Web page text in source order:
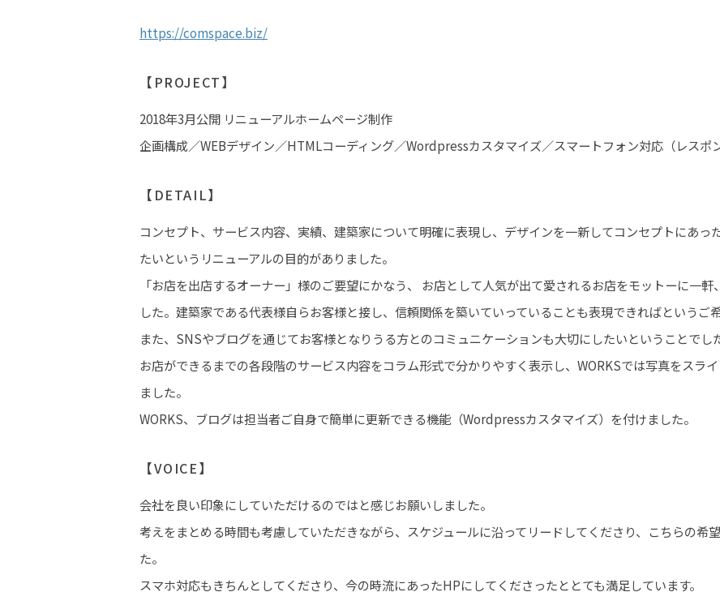
https://comspace.biz/
【PROJECT】
2018年3月公開 リニューアルホームページ制作
企画構成／WEBデザイン／HTMLコーディング／Wordpressカスタマイズ／スマートフォン対応（レスポ
【DETAIL】
コンセプト、サービス内容、実績、建築家について明確に表現し、デザインを一新してコンセプトにあっ
たいというリニューアルの目的がありました。
「お店を出店するオーナー」様のご要望にかなう、 お店として人気が出て愛されるお店をモットーに一
した。建築家である代表様自らお客様と接し、信頼関係を築いていっていることも表現できればというご
また、SNSやブログを通じてお客様となりうる方とのコミュニケーションも大切にしたいということでし
お店ができるまでの各段階のサービス内容をコラム形式で分かりやすく表示し、WORKSでは写真をスラ
ました。
WORKS、ブログは担当者ご自身で簡単に更新できる機能（Wordpressカスタマイズ）を付けました。
【VOICE】
会社を良い印象にしていただけるのではと感じお願いしました。
考えをまとめる時間も考慮していただきながら、スケジュールに沿ってリードしてくださり、こちらの希
た。
スマホ対応もきちんとしてくださり、今の時流にあったHPにしてくださったととても満足しています。